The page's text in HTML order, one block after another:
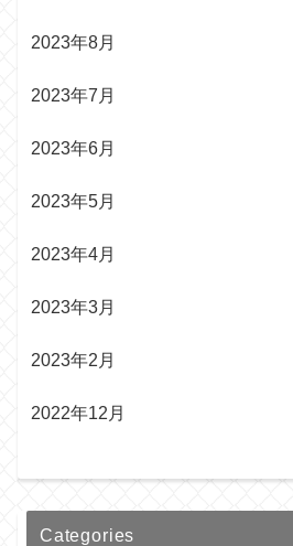
2023年8月
2023年7月
2023年6月
2023年5月
2023年4月
2023年3月
2023年2月
2022年12月
Categories